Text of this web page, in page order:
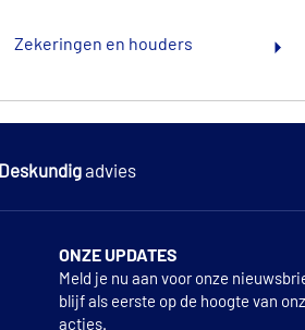
Zekeringen en houders
Deskundigadvies
ONZE UPDATES
Meld je nu aan voor onze
blijf als eerste op de hoogte van
acties.